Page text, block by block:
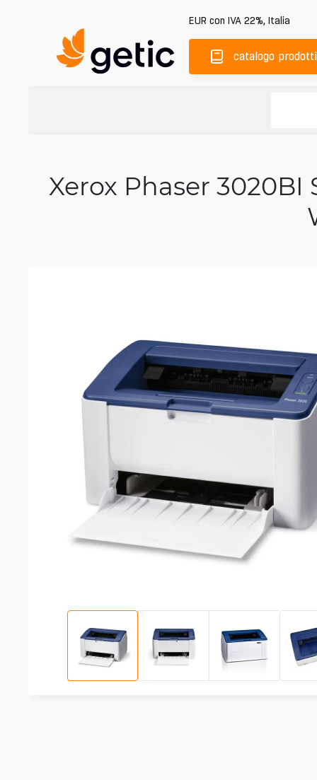
EUR con IVA 22%, Italia
catalogo prodotti
Xerox Phaser